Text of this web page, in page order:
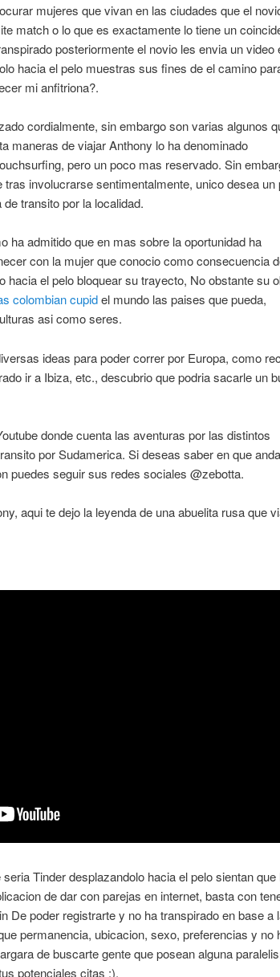
mujeres que vivan en las ciudades que el
match o lo que es exactamente lo tiene un
posteriormente el novio les envia un video
hacia el pelo muestras sus fines de el camino
mi anfitriona?.
cordialmente, sin embargo son varias algunos
maneras de viajar Anthony lo ha denominado
pero un poco mas reservado. Sin
tras involucrarse sentimentalmente, unico desea un
transito por la localidad.
ha admitido que en mas sobre la oportunidad ha
con la mujer que conocio como consecuencia
hacia el pelo bloquear su trayecto, No obstante su
colombian cupidel mundo las paises que pueda,
asi como seres.
ideas para poder correr por Europa, como
ir a Ibiza, etc., descubrio que podria sacarle un
donde cuenta las aventuras por las distintos
por Sudamerica. Si deseas saber en que
puedes seguir sus redes sociales @zebotta.
aqui te dejo la leyenda de una abuelita rusa que
Tinder desplazandolo hacia el pelo sientan que
de dar con parejas en internet, basta con
De poder registrarte y no ha transpirado en base a
permanencia, ubicacion, sexo, preferencias y no
de buscarte gente que posean alguna
potenciales citas ;).